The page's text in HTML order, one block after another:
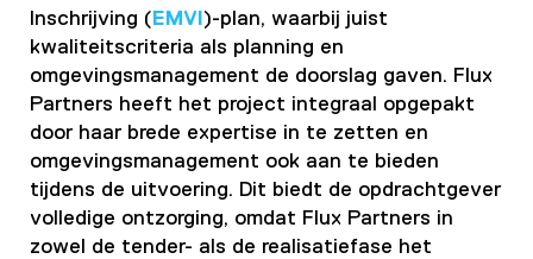
Inschrijving ( EMVI )-plan, waarbij juist
kwaliteitscriteria als planning en
omgevingsmanagement de doorslag gaven. Flux
Partners heeft het project integraal opgepakt
door haar brede expertise in te zetten en
omgevingsmanagement ook aan te bieden
tijdens de uitvoering. Dit biedt de opdrachtgever
volledige ontzorging, omdat Flux Partners in
zowel de tender- als de realisatiefase het